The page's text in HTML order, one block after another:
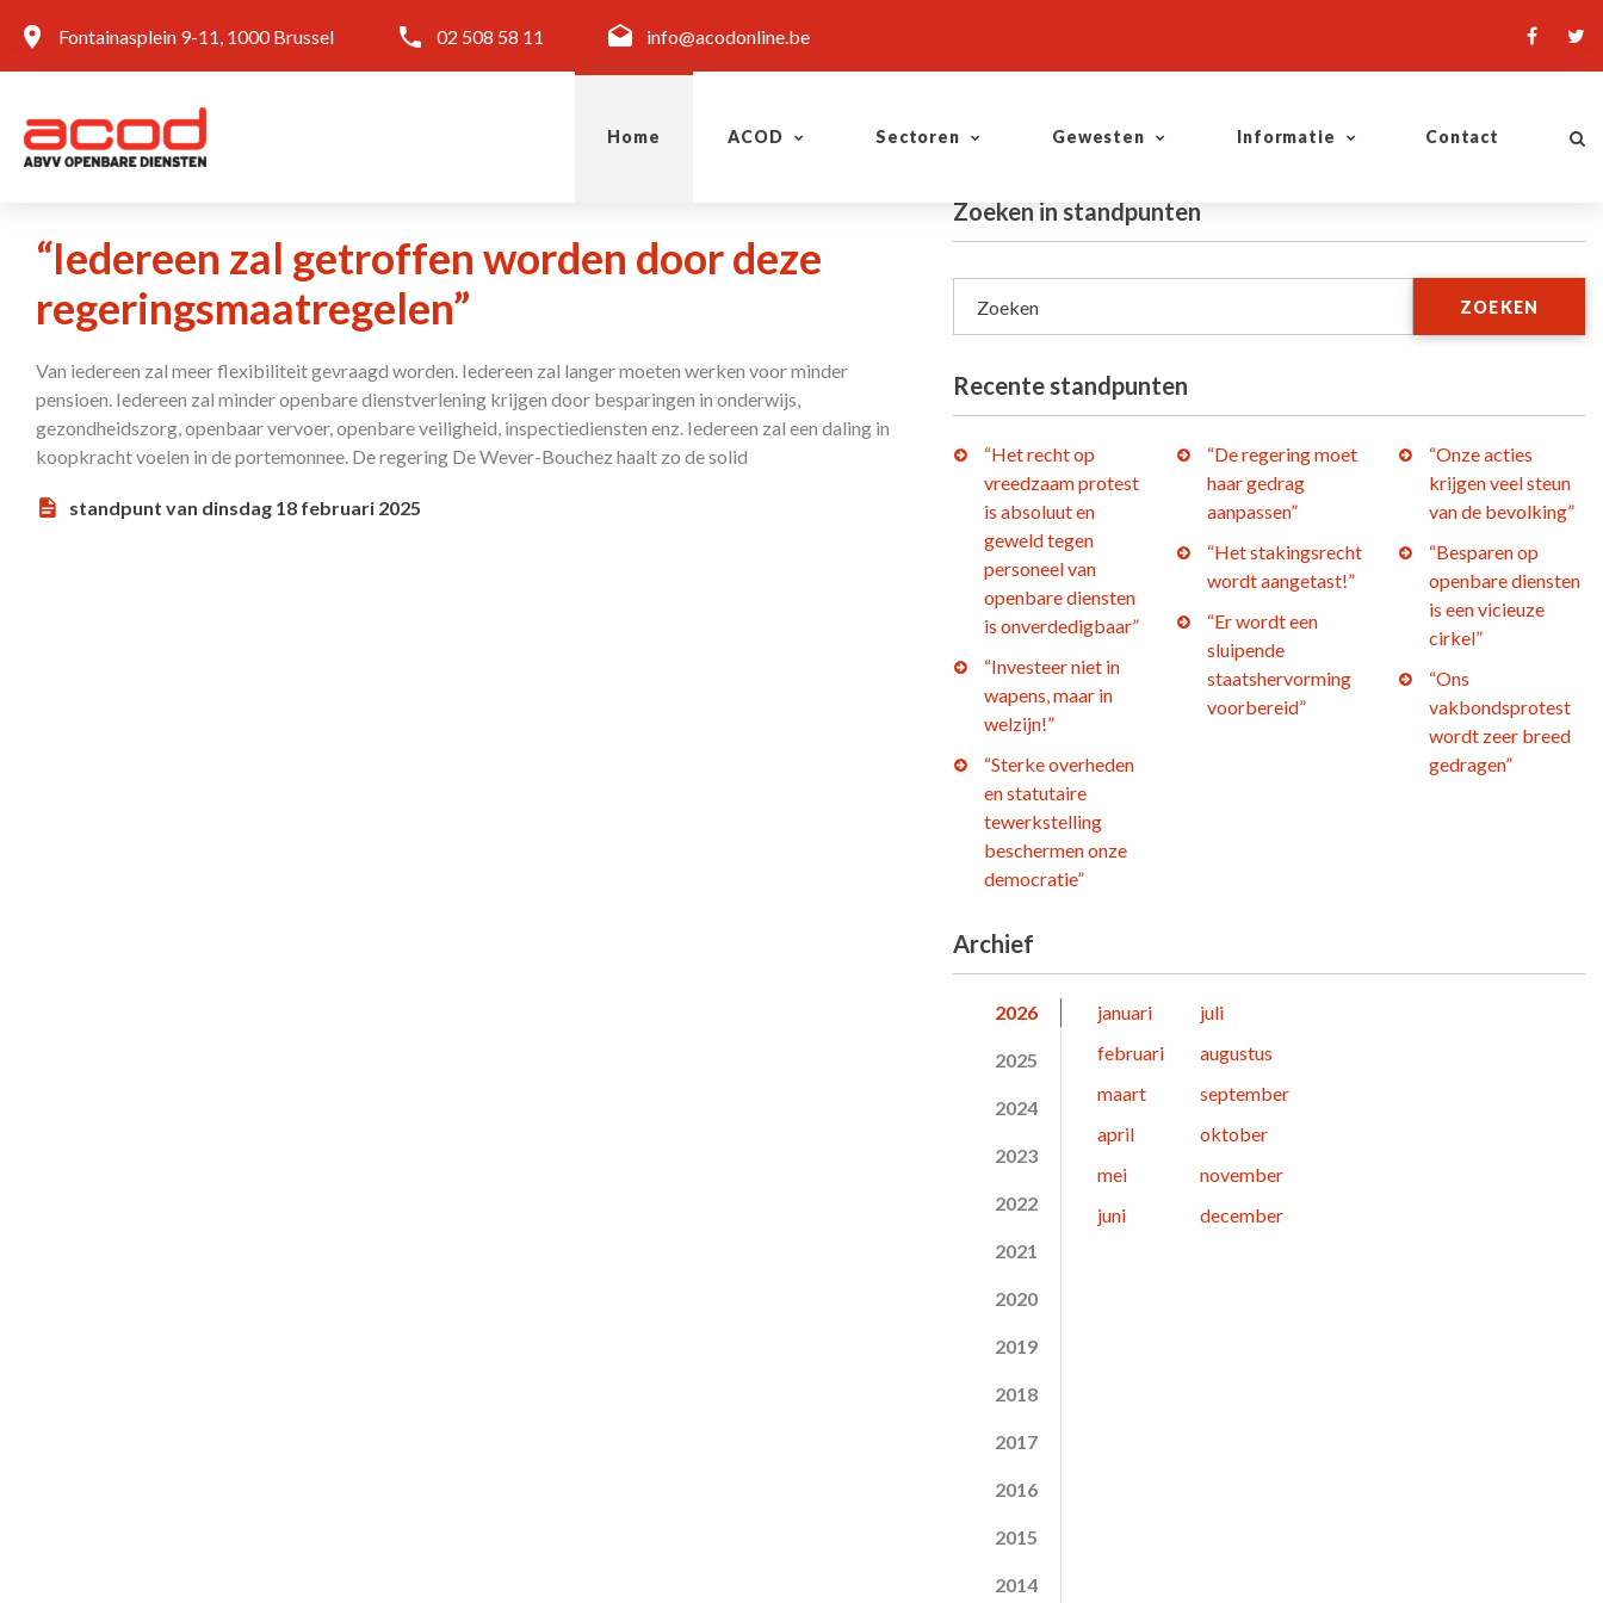
Fontainasplein 9-11, 1000 Brussel 02 508 58 11 info@acodonline.be
Home ACOD Sectoren Gewesten Informatie Contact
“Iedereen zal getroffen worden door deze
regeringsmaatregelen”
Van iedereen zal meer flexibiliteit gevraagd worden. Iedereen zal langer moeten werken voor minder
pensioen. Iedereen zal minder openbare dienstverlening krijgen door besparingen in onderwijs,
gezondheidszorg, openbaar vervoer, openbare veiligheid, inspectiediensten enz. Iedereen zal een daling in
koopkracht voelen in de portemonnee. De regering De Wever-Bouchez haalt zo de solid
standpunt van dinsdag 18 februari 2025
Zoeken in standpunten
Zoeken ZOEKEN
Recente standpunten
“Het recht op
vreedzaam protest
is absoluut en
geweld tegen
personeel van
openbare diensten
is onverdedigbaar”
“Investeer niet in
wapens, maar in
welzijn!”
“Sterke overheden
en statutaire
tewerkstelling
beschermen onze
democratie”
“De regering moet
haar gedrag
aanpassen”
“Het stakingsrecht
wordt aangetast!”
“Er wordt een
sluipende
staatshervorming
voorbereid”
“Onze acties
krijgen veel steun
van de bevolking”
“Besparen op
openbare diensten
is een vicieuze
cirkel”
“Ons
vakbondsprotest
wordt zeer breed
gedragen”
Archief
2026
2025
2024
2023
2022
2021
2020
2019
2018
2017
2016
2015
2014
januari
februari
maart
april
mei
juni
juli
augustus
september
oktober
november
december